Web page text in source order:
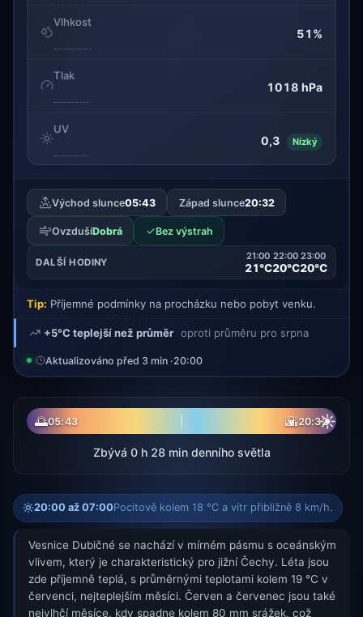
Vlhkost
51%
Tlak
1018 hPa
UV
0,3 Nízký
Východ slunce05:43 Západ slunce20:32
OvzdušíDobrá ✓Bez výstrah
DALŠÍ HODINY
21:00
21°C
22:00
20°C
23:00
20°C
Tip: Příjemné podmínky na procházku nebo pobyt venku.
+5°C teplejší než průměr oproti průměru pro srpna
Aktualizováno před 3 min ·20:00
🌅05:43 ☀
🌇20:32
Zbývá 0 h 28 min denního světla
20:00 až 07:00Pocitově kolem 18 °C a vítr přibližně 8 km/h.
Vesnice Dubičné se nachází v mírném pásmu s oceánským
vlivem, který je charakteristický pro jižní Čechy. Léta jsou
zde příjemně teplá, s průměrnými teplotami kolem 19 °C v
červenci, nejteplejším měsíci. Červen a červenec jsou také
nejvlhčí měsíce, kdy spadne kolem 80 mm srážek, což